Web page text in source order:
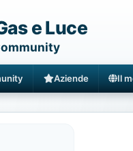
e Luce
Aziende Il